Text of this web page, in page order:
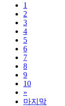
1
2
3
4
5
6
7
8
9
10
»
마지막